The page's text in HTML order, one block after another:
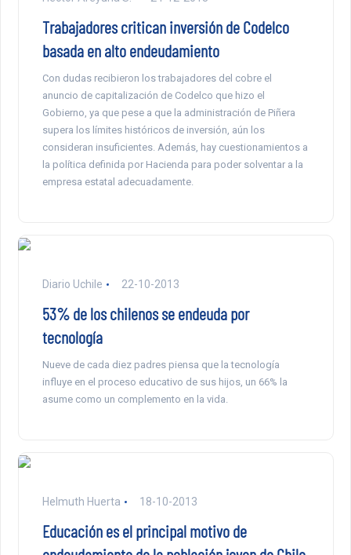
Trabajadores critican inversión de Codelco
basada en alto endeudamiento
Con dudas recibieron los trabajadores del cobre el
anuncio de capitalización de Codelco que hizo el
Gobierno, ya que pese a que la administración de Piñera
supera los límites históricos de inversión, aún los
consideran insuficientes. Además, hay cuestionamientos a
la política definida por Hacienda para poder solventar a la
empresa estatal adecuadamente.
Diario Uchile 22-10-2013
53% de los chilenos se endeuda por
tecnología
Nueve de cada diez padres piensa que la tecnología
influye en el proceso educativo de sus hijos, un 66% la
asume como un complemento en la vida.
Helmuth Huerta 18-10-2013
Educación es el principal motivo de